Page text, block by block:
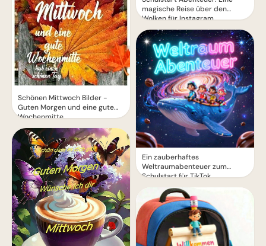
Schönen Mittwoch Bilder -
Guten Morgen und eine gute
Wochenmitte
magische Reise über den
Wolken für Instagram
Ein zauberhaftes
Weltraumabenteuer zum
Schulstart für TikTok